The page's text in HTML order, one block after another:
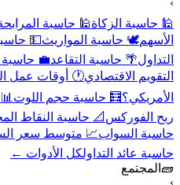
🕌 حاسبة الزكاة🕌 حاسبة المرابحة
الأسهم🕊️ حاسبة المواريث💵 حاسبة
التداول 🌴 حاسبة التقاعد💼 حاسبة
التقويم الاقتصادي🕐 أوقات عمل
الأمريكي؟🧮 حاسبة حجم اللوت📊
ربح الفوركس 📐 حاسبة النقاط
حاسبة السواب📈 متوسط سعر
حاسبة عائد التداولكل الأدوات ←
🧱المجتمع